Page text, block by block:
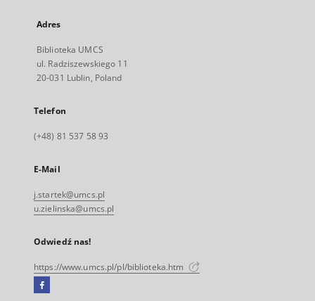
Adres
Biblioteka UMCS
ul. Radziszewskiego 11
20-031 Lublin, Poland
Telefon
(+48) 81 537 58 93
E-Mail
j.startek@umcs.pl
u.zielinska@umcs.pl
Odwiedź nas!
https://www.umcs.pl/pl/biblioteka.htm
Facebook